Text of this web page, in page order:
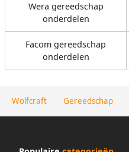
Wolfcraft Gereedschap
Wera gereedschap
onderdelen
Facom gereedschap
onderdelen